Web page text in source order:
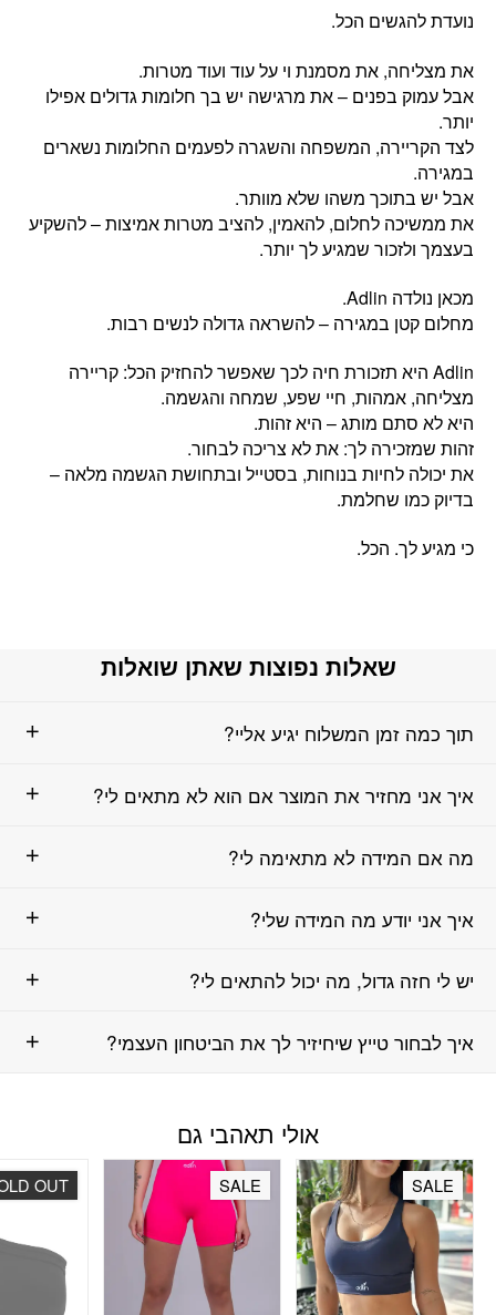
נועדת להגשים הכל.
את מצליחה, את מסמנת וי על עוד ועוד מטרות.
אבל עמוק בפנים – את מרגישה יש בך חלומות גדולים אפילו
יותר.
לצד הקריירה, המשפחה והשגרה לפעמים החלומות נשארים
במגירה.
אבל יש בתוכך משהו שלא מוותר.
את ממשיכה לחלום, להאמין, להציב מטרות אמיצות – להשקיע
בעצמך ולזכור שמגיע לך יותר.
מכאן נולדה Adlin.
מחלום קטן במגירה – להשראה גדולה לנשים רבות.
‏Adlin היא תזכורת חיה לכך שאפשר להחזיק הכל: קריירה
מצליחה, אמהות, חיי שפע, שמחה והגשמה.
היא לא סתם מותג – היא זהות.
זהות שמזכירה לך: את לא צריכה לבחור.
את יכולה לחיות בנוחות, בסטייל ובתחושת הגשמה מלאה –
בדיוק כמו שחלמת.
כי מגיע לך. הכל.
שאלות נפוצות שאתן שואלות
תוך כמה זמן המשלוח יגיע אליי?
איך אני מחזיר את המוצר אם הוא לא מתאים לי?
מה אם המידה לא מתאימה לי?
איך אני יודע מה המידה שלי?
יש לי חזה גדול, מה יכול להתאים לי?
איך לבחור טייץ שיחיזיר לך את הביטחון העצמי?
אולי תאהבי גם
SALE
SALE
OUT